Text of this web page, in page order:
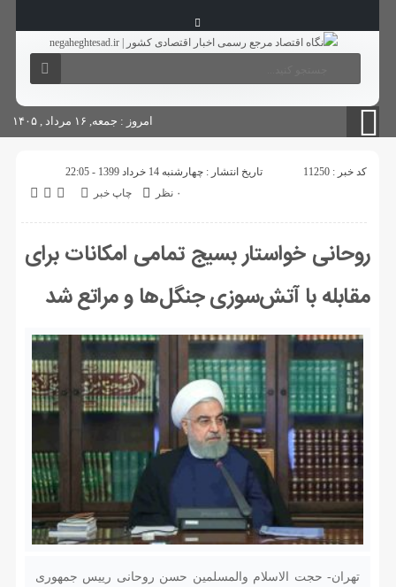
آگهی های دولتی چاپ شناسنامه سایت
امروز : جمعه, ۱۶ مرداد , ۱۴۰۵
کد خبر : 11250
تاریخ انتشار : چهارشنبه 14 خرداد 1399 - 22:05
چاپ خبر
۰ نظر
روحانی خواستار بسیج تمامی امکانات برای
مقابله با آتش‌سوزی جنگل‌ها و مراتع شد
تهران- حجت الاسلام والمسلمین حسن روحانی رییس جمهوری